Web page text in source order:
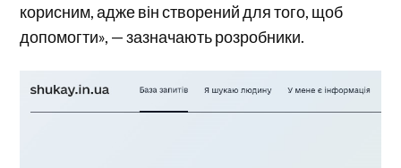
корисним, адже він створений для того, щоб
допомогти», — зазначають розробники.